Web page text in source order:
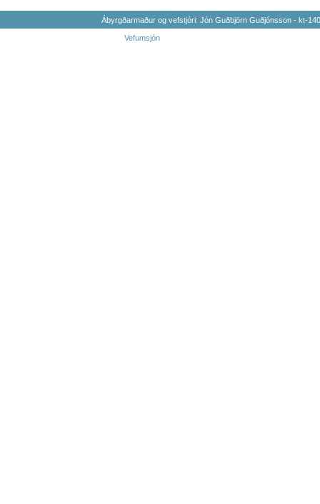
Ábyrgðarmaður og vefstjóri: Jón Guðbjörn Guðjónsson - kt-
Vefumsjón